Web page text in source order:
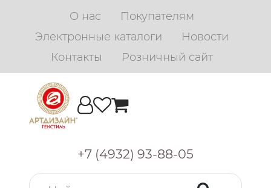
О нас
Покупателям
Электронные каталоги
Новости
Контакты
Розничный сайт
+7 (4932) 93-88-05